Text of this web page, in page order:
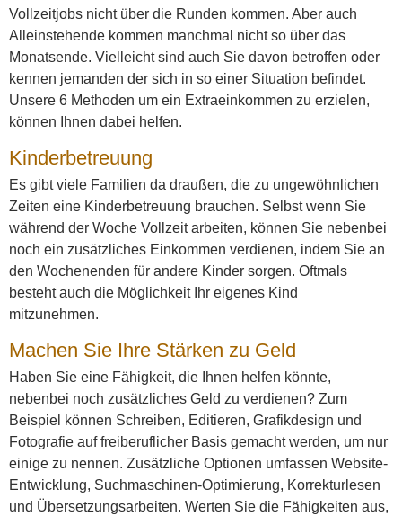
Vollzeitjobs nicht über die Runden kommen. Aber auch
Alleinstehende kommen manchmal nicht so über das
Monatsende. Vielleicht sind auch Sie davon betroffen oder
kennen jemanden der sich in so einer Situation befindet.
Unsere 6 Methoden um ein Extraeinkommen zu erzielen,
können Ihnen dabei helfen.
Kinderbetreuung
Es gibt viele Familien da draußen, die zu ungewöhnlichen
Zeiten eine Kinderbetreuung brauchen. Selbst wenn Sie
während der Woche Vollzeit arbeiten, können Sie nebenbei
noch ein zusätzliches Einkommen verdienen, indem Sie an
den Wochenenden für andere Kinder sorgen. Oftmals
besteht auch die Möglichkeit Ihr eigenes Kind
mitzunehmen.
Machen Sie Ihre Stärken zu Geld
Haben Sie eine Fähigkeit, die Ihnen helfen könnte,
nebenbei noch zusätzliches Geld zu verdienen? Zum
Beispiel können Schreiben, Editieren, Grafikdesign und
Fotografie auf freiberuflicher Basis gemacht werden, um nur
einige zu nennen. Zusätzliche Optionen umfassen Website-
Entwicklung, Suchmaschinen-Optimierung, Korrekturlesen
und Übersetzungsarbeiten. Werten Sie die Fähigkeiten aus,